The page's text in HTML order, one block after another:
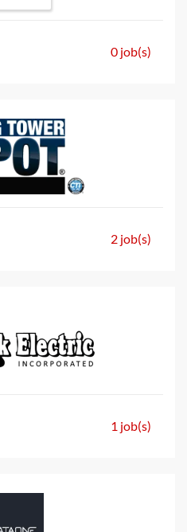
0 job(s)
2 job(s)
1 job(s)